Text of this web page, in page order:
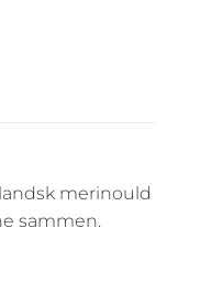
merinould
sammen.